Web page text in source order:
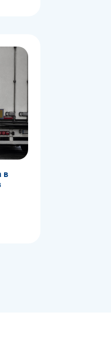
в